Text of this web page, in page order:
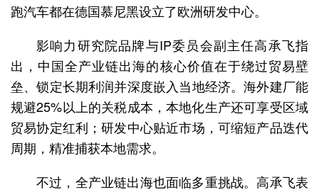
跑汽车都在德国慕尼黑设立了欧洲研发中心。
影响力研究院品牌与IP委员会副主任高承飞指
出，中国全产业链出海的核心价值在于绕过贸易壁
垒、锁定长期利润并深度嵌入当地经济。海外建厂能
规避25%以上的关税成本，本地化生产还可享受区域
贸易协定红利；研发中心贴近市场，可缩短产品迭代
周期，精准捕获本地需求。
不过，全产业链出海也面临多重挑战。高承飞表